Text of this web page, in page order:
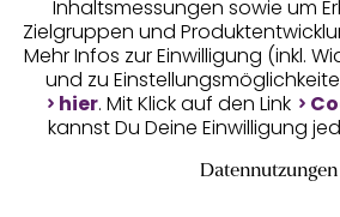
Unsere Apps
Inhaltsmessungen sowie um
Zielgruppen und
Mehr Infos zur Einwilligung (inkl.
und zu
hier. Mit Klick auf den Link
kannst Du Deine Einwilligung
Datennutzungen